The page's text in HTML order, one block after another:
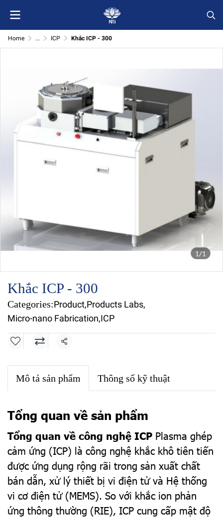
Home ... ICP Khắc ICP - 300
1/1
Khắc ICP - 300
Categories:Product,Products Labs,
Micro-nano Fabrication,ICP
Share
Mô tả sản phẩm Thông số kỹ thuật
Tổng quan về sản phẩm
Tổng quan về công nghệ ICP Plasma ghép
cảm ứng (ICP) là công nghệ khắc khô tiên tiến
được ứng dụng rộng rãi trong sản xuất chất
bán dẫn, xử lý thiết bị vi điện tử và Hệ thống
vi cơ điện tử (MEMS). So với khắc ion phản
ứng thông thường (RIE), ICP cung cấp mật độ